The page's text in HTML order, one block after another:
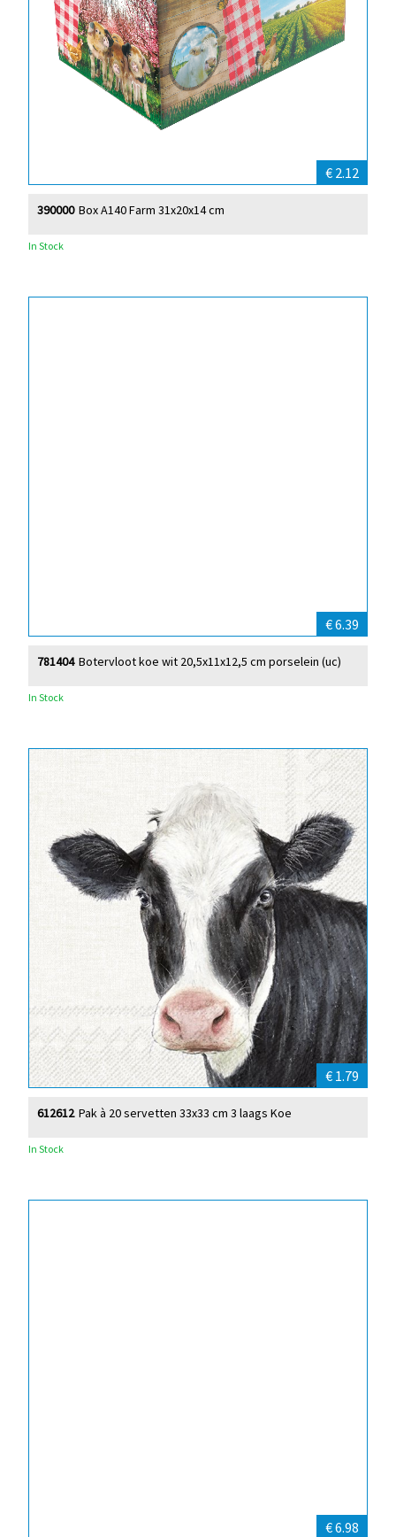
€ 2.12
Box A140 Farm 31x20x14 cm
390000
In Stock
€ 6.39
Botervloot koe wit 20,5x11x12,5 cm porselein (uc)
781404
In Stock
€ 1.79
Pak à 20 servetten 33x33 cm 3 laags Koe
612612
In Stock
€ 6.98